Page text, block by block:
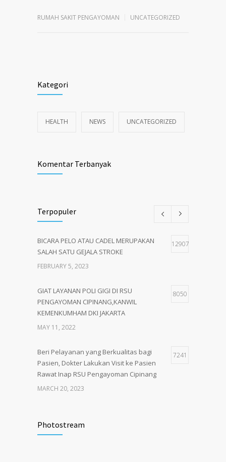
RUMAH SAKIT PENGAYOMAN UNCATEGORIZED
Kategori
HEALTH NEWS UNCATEGORIZED
Komentar Terbanyak
Terpopuler
BICARA PELO ATAU CADEL MERUPAKAN
SALAH SATU GEJALA STROKE
12907
FEBRUARY 5, 2023
GIAT LAYANAN POLI GIGI DI RSU
PENGAYOMAN CIPINANG,KANWIL
KEMENKUMHAM DKI JAKARTA
8050
MAY 11, 2022
Beri Pelayanan yang Berkualitas bagi
Pasien, Dokter Lakukan Visit ke Pasien
Rawat Inap RSU Pengayoman Cipinang
7241
MARCH 20, 2023
RSU Pengayoman
Photostream